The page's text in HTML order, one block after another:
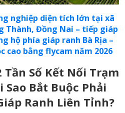
nghiệp diện tích lớn tại xã
Thành, Đồng Nai – tiếp giáp
hộ phía giáp ranh Bà Rịa –
cao bằng flycam năm 2026
Tần Số Kết Nối Trạm
Sao Bắt Buộc Phải
Ranh Liên Tỉnh?